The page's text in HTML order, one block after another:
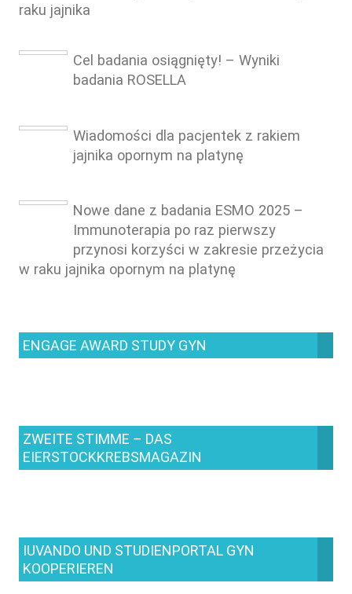
raku jajnika
Cel badania osiągnięty! – Wyniki
badania ROSELLA
Wiadomości dla pacjentek z rakiem
jajnika opornym na platynę
Nowe dane z badania ESMO 2025 –
Immunoterapia po raz pierwszy
przynosi korzyści w zakresie przeżycia
w raku jajnika opornym na platynę
ENGAGE AWARD STUDY GYN
ZWEITE STIMME – DAS
EIERSTOCKKREBSMAGAZIN
IUVANDO UND STUDIENPORTAL GYN
KOOPERIEREN